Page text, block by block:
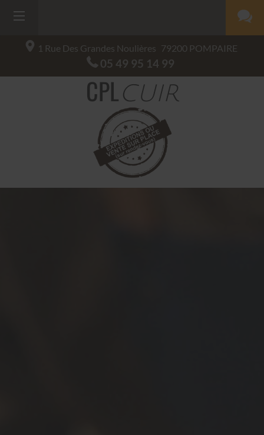
1 Rue Des Grandes Noulières 79200 POMPAIRE
05 49 95 14 99
CPLCUIR